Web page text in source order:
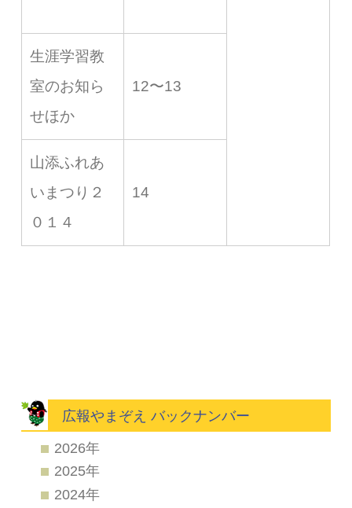
生涯学習教
室のお知ら
せほか
12〜13
山添ふれあ
いまつり２
０１４
14
広報やまぞえ バックナンバー
2026年
2025年
2024年